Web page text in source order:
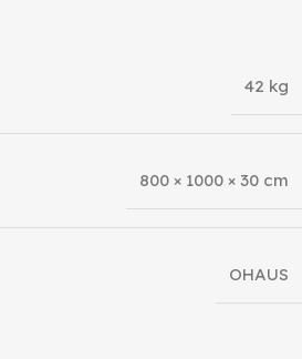
42 kg
800 × 1000 × 30 cm
OHAUS